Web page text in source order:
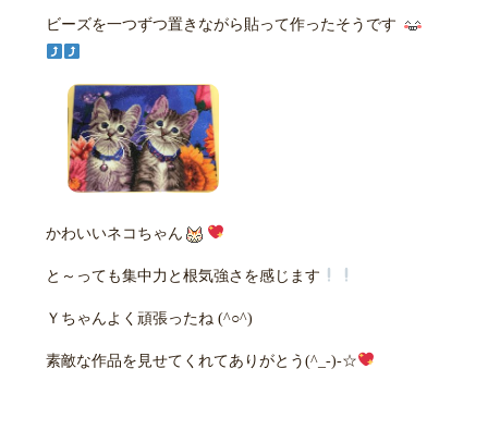
ビーズを一つずつ置きながら貼って作ったそうです
かわいいネコちゃん
と～っても集中力と根気強さを感じます
Ｙちゃんよく頑張ったね (^○^)
素敵な作品を見せてくれてありがとう(^_-)-☆